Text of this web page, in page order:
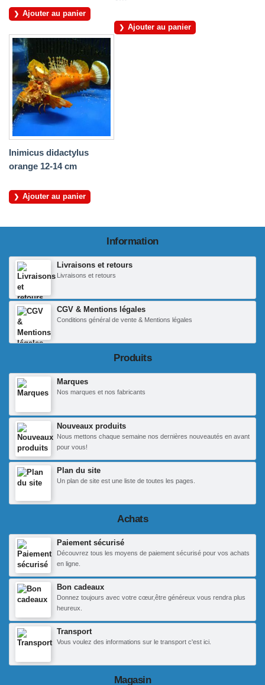
Ajouter au panier
Ajouter au panier
Inimicus didactylus
orange 12-14 cm
Ajouter au panier
Information
Livraisons et retours
Livraisons et retours
CGV & Mentions légales
Conditions général de vente & Mentions légales
Produits
Marques
Nos marques et nos fabricants
Nouveaux produits
Nous mettons chaque semaine nos dernières nouveautés en avant
pour vous!
Plan du site
Un plan de site est une liste de toutes les pages.
Achats
Paiement sécurisé
Découvrez tous les moyens de paiement sécurisé pour vos achats
en ligne.
Bon cadeaux
Donnez toujours avec votre cœur,être généreux vous rendra plus
heureux.
Transport
Vous voulez des informations sur le transport c'est ici.
Magasin